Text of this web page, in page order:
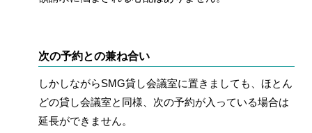
次の予約との兼ね合い
しかしながらSMG貸し会議室に置きましても、ほとん
どの貸し会議室と同様、次の予約が入っている場合は
延長ができません。